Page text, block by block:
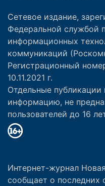
Сетевое издание,
Федеральной службой
информационных
коммуникаций
Регистрационный
10.11.2021 г.
Отдельные публикации
информацию, не
пользователей до 16
Интернет-журнал
сообщает о последних